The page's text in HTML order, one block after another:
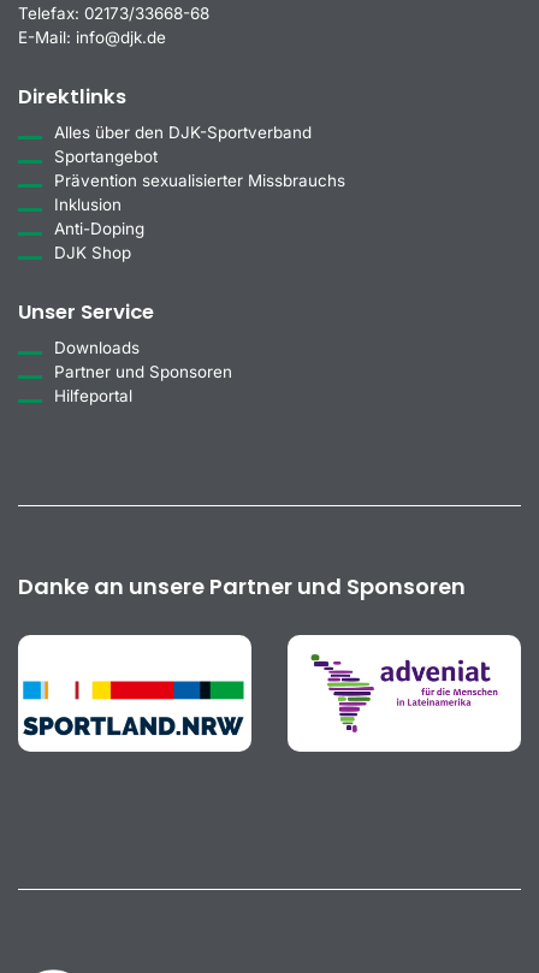
Telefax: 02173/33668-68
E-Mail: info@djk.de
Direktlinks
Alles über den DJK-Sportverband
Sportangebot
Prävention sexualisierter Missbrauchs
Inklusion
Anti-Doping
DJK Shop
Unser Service
Downloads
Partner und Sponsoren
Hilfeportal
Danke an unsere Partner und Sponsoren